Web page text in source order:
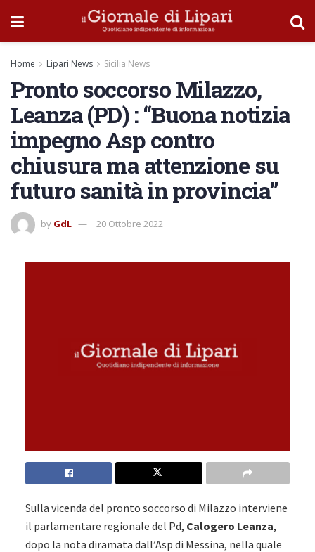
Home Lipari News Sicilia News
Pronto soccorso Milazzo,
Leanza (PD) : “Buona notizia
impegno Asp contro
chiusura ma attenzione su
futuro sanità in provincia”
by GdL 20 Ottobre 2022
Sulla vicenda del pronto soccorso di Milazzo interviene
il parlamentare regionale del Pd, Calogero Leanza,
dopo la nota diramata dall’Asp di Messina, nella quale